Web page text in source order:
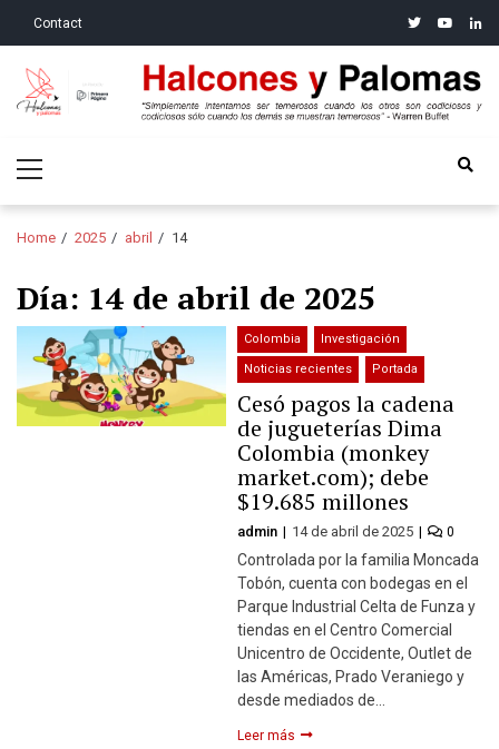
Contact twitteryoutube
Halcones y Palomas
Menu
Home 2025 abril 14
Día: 14 de abril de 2025
Colombia Investigación
Noticias recientes Portada
Cesó pagos la cadena
de jugueterías Dima
Colombia (monkey
market.com); debe
$19.685 millones
admin 14 de abril de 2025 0
Controlada por la familia Moncada
Tobón, cuenta con bodegas en el
Parque Industrial Celta de Funza y
tiendas en el Centro Comercial
Unicentro de Occidente, Outlet de
las Américas, Prado Veraniego y
desde mediados de…
Leer más